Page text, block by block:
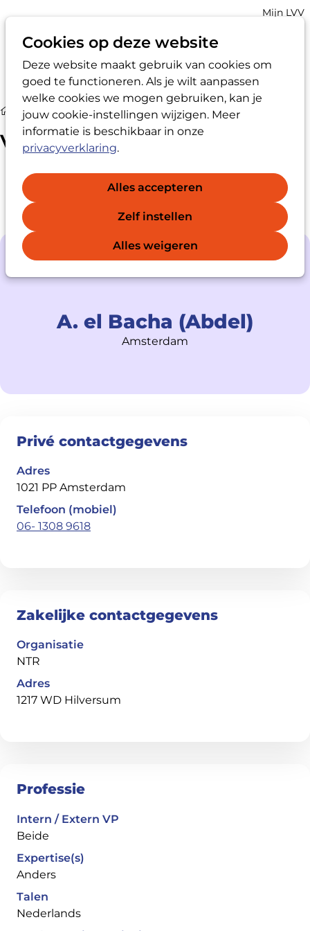
Cookies op deze website
Deze website maakt gebruik van cookies om
goed te functioneren. Als je wilt aanpassen
welke cookies we mogen gebruiken, kan je
jouw cookie-instellingen wijzigen. Meer
informatie is beschikbaar in onze
privacyverklaring.
Alles accepteren
Zelf instellen
Alles weigeren
Zoek
Account
Mijn LVV
Vertrouwenspersoon
Vertrouwenspersoon
A. el Bacha (Abdel)
Amsterdam
Privé contactgegevens
Adres
1021 PP Amsterdam
Telefoon (mobiel)
06- 1308 9618
Zakelijke contactgegevens
Organisatie
NTR
Adres
1217 WD Hilversum
Professie
Intern / Extern VP
Beide
Expertise(s)
Anders
Talen
Nederlands